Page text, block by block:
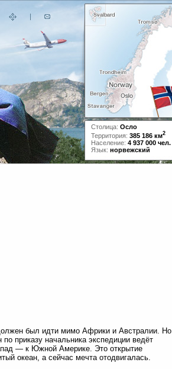
Столица: Осло
Территория: 385 186 км2
Население: 4 937 000 чел.
Язык: норвежский
был идти мимо Африки и Австралии. Но
приказу начальника экспедиции ведёт
— к Южной Америке. Это открытие
океан, а сейчас мечта отодвигалась.